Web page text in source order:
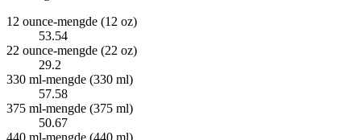
12 ounce-mengde (12 oz)
53.54
22 ounce-mengde (22 oz)
29.2
330 ml-mengde (330 ml)
57.58
375 ml-mengde (375 ml)
50.67
440 ml-mengde (440 ml)